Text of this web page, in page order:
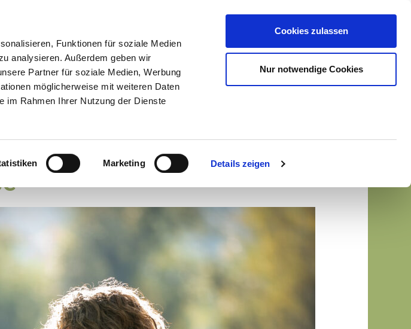
Funktionen für soziale Medien
analysieren. Außerdem geben wir
Partner für soziale Medien, Werbung
möglicherweise mit weiteren Daten
im Rahmen Ihrer Nutzung der Dienste
Marketing Details zeigen
Cookies zulassen
Nur notwendige Cookies
Trauerbegleitung Sterbebegleitung Seminare
Preise